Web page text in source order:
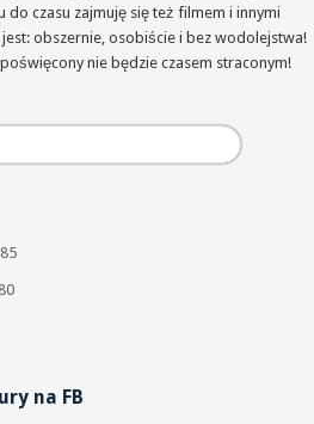
do czasu zajmuję się też filmem i innymi
obszernie, osobiście i bez wodolejstwa!
nie będzie czasem straconym!
na FB